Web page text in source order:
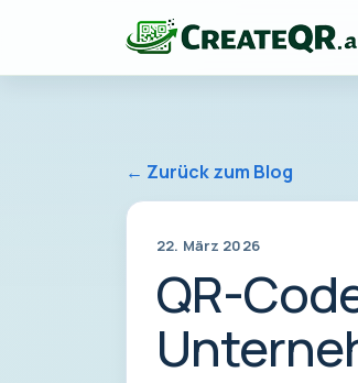
← Zurück zum Blog
22. März 2026
QR-